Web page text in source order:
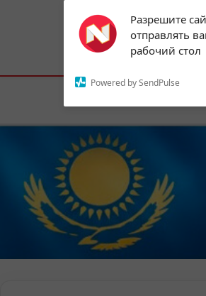
Разрешите
отправлять
рабочий стол
Powered by SendPulse
Subscribe to our
notifications!
To enable permission
the notification icon
Астана:20°C